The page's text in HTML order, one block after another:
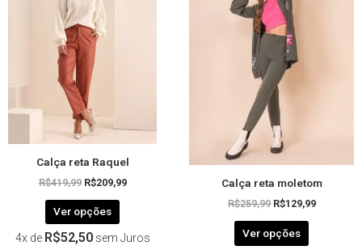
Calça reta Raquel
R$419,99
R$419,99.
R$209,99
Ver opções
na
página
do
produto
4x de R$52,50 sem Juros
Calça reta moletom
R$259,99
R$259,99.
R$129,99
Ver opções
do
produto